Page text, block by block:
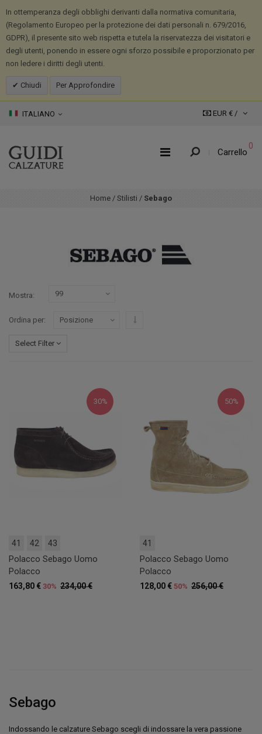
In ottemperanza degli obblighi derivanti dalla normativa comunitaria,
(Regolamento Europeo per la protezione dei dati personali n. 679/2016,
GDPR), il presente sito web rispetta e tutela la riservatezza dei visitatori e
degli utenti, ponendo in essere ogni sforzo possibile e proporzionato per
non ledere i diritti degli utenti.
Chiudi Per Approfondire
ITALIANO EUR € /
Carrello
0
Home / Stilisti / Sebago
Mostra
Ordina per
Select Filter
30%
41 42 43
Polacco Sebago Uomo
Polacco
234,00 €
163,80 € 30%
50%
41
Polacco Sebago Uomo
Polacco
256,00 €
128,00 € 50%
Sebago
Indossando le calzature Sebago scegli di indossare la vera passione